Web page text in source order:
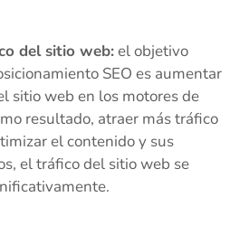
del sitio web:el objetivo
SEO es aumentar
sitio web en los motores de
resultado, atraer más tráfico
el contenido y sus
el tráfico del sitio web se